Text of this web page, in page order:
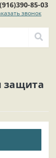
85-03
звонок
защита